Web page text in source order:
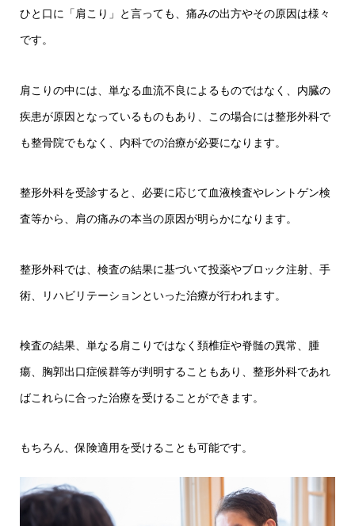
ひと口に「肩こり」と言っても、痛みの出方やその原因は様々
です。
肩こりの中には、単なる血流不良によるものではなく、内臓の
疾患が原因となっているものもあり、この場合には整形外科で
も整骨院でもなく、内科での治療が必要になります。
整形外科を受診すると、必要に応じて血液検査やレントゲン検
査等から、肩の痛みの本当の原因が明らかになります。
整形外科では、検査の結果に基づいて投薬やブロック注射、手
術、リハビリテーションといった治療が行われます。
検査の結果、単なる肩こりではなく頚椎症や脊髄の異常、腫
瘍、胸郭出口症候群等が判明することもあり、整形外科であれ
ばこれらに合った治療を受けることができます。
もちろん、保険適用を受けることも可能です。